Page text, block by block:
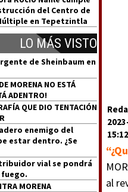
del Centro de
en Tepetzintla
LO MÁS VISTO
de Sheinbaum en
MORENA NO ESTÁ
ADENTRO!
QUE DIO TENTACIÓN
enemigo del
estar dentro. ¿Se
vial se pondrá
fuego.
MORENA
15:12
al